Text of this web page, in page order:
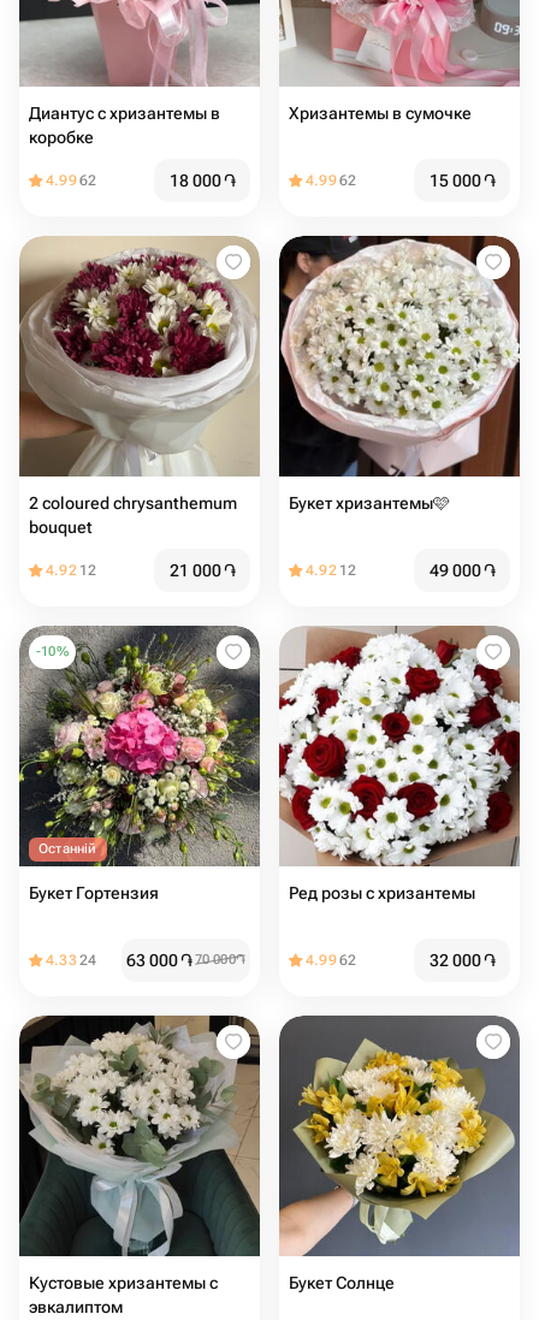
Диантус с хризантемы в
коробке
4.9962 18 000֏
Хризантемы в сумочке
4.9962 15 000֏
2 coloured chrysanthemum
bouquet️
4.92 12 21 000֏
Букет хризантемы🩷
4.92 12 49 000֏
-10%
Останній
Букет Гортензия
4.3324 63 000֏70 000֏
Ред розы с хризантемы
4.9962 32 000֏
Кустовые хризантемы с
эвкалиптом
Букет Солнце